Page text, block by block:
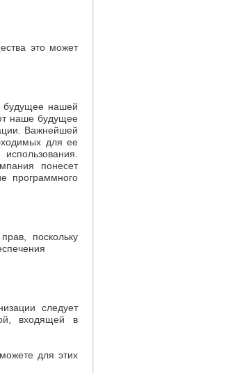
это может
будущее нашей
наше будущее
Важнейшей
для ее
понесет
программного
поскольку
следует
входящей в
для этих